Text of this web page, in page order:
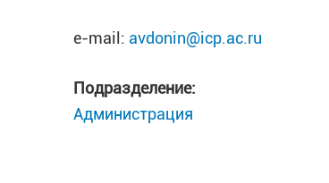
e-mail: avdonin@icp.ac.ru
Подразделение:
Администрация